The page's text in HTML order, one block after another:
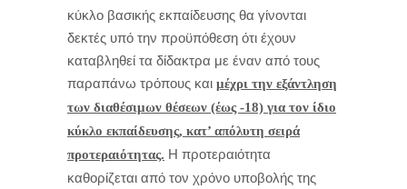
κύκλο βασικής εκπαίδευσης θα γίνονται
δεκτές υπό την προϋπόθεση ότι έχουν
καταβληθεί τα δίδακτρα με έναν από τους
παραπάνω τρόπους και μέχρι την εξάντληση
των διαθέσιμων θέσεων (έως -18) για τον ίδιο
κύκλο εκπαίδευσης, κατ’ απόλυτη σειρά
προτεραιότητας. Η προτεραιότητα
καθορίζεται από τον χρόνο υποβολής της